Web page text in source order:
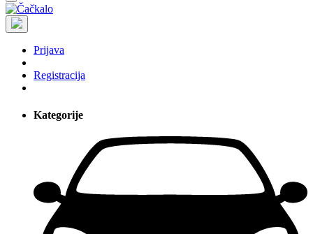
Prijava
Registracija
Kategorije